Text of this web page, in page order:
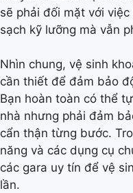
sẽ phải đối mặt với
sạch kỹ lưỡng mà vẫn
Nhìn chung, vệ sinh
cần thiết để đảm bảo
Bạn hoàn toàn có thể
nhà nhưng phải đảm
cẩn thận từng bước.
năng và các dụng cụ
các gara uy tín để vệ
lần.